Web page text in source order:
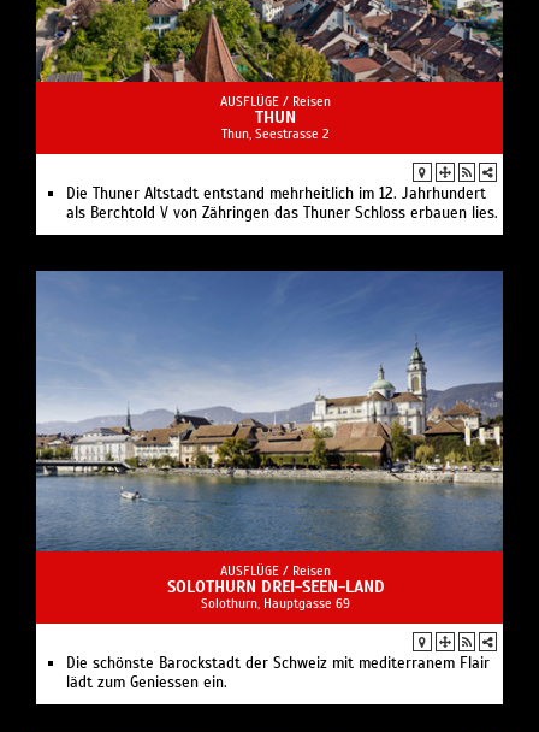
AUSFLÜGE / Reisen
THUN
Thun, Seestrasse 2
Die Thuner Altstadt entstand mehrheitlich im 12. Jahrhundert
als Berchtold V von Zähringen das Thuner Schloss erbauen lies.
AUSFLÜGE / Reisen
SOLOTHURN DREI-SEEN-LAND
Solothurn, Hauptgasse 69
Die schönste Barockstadt der Schweiz mit mediterranem Flair
lädt zum Geniessen ein.